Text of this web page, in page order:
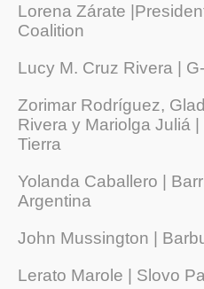
Lorena Zárate
Coalition
Lucy M. Cruz Rivera |
Zorimar Rodríguez,
Rivera y Mariolga Juliá
Tierra
Yolanda Caballero |
Argentina
John Mussington |
Lerato Marole | Slovo